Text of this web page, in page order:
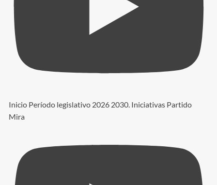
Inicio Período legislativo 2026 2030. Iniciativas Partido
Mira